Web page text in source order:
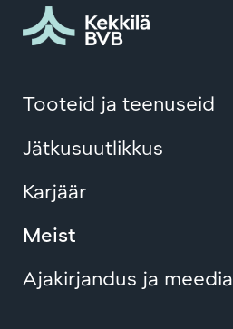
Tooteid ja teenuseid
Jätkusuutlikkus
Karjäär
Meist
Ajakirjandus ja meedia